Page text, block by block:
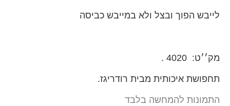
לייבש הפוך ובצל ולא במייבש כביסה
מק׳׳ט: 4020 .
תחפושת איכותית מבית רודריגז.
התמונות להמחשה בלבד